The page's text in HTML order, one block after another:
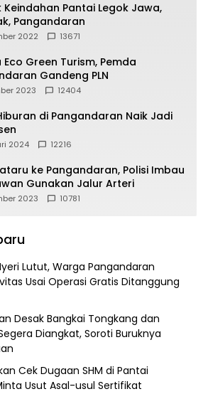
Keindahan Pantai Legok Jawa,
Pangandaran
2022 13671
Green Turism, Pemda
Gandeng PLN
2023 12404
di Pangandaran Naik Jadi
2024 12216
ke Pangandaran, Polisi Imbau
Gunakan Jalur Arteri
2023 10781
Lutut, Warga Pangandaran
Usai Operasi Gratis Ditanggung
Desak Bangkai Tongkang dan
Diangkat, Soroti Buruknya
Cek Dugaan SHM di Pantai
Usut Asal-usul Sertifikat